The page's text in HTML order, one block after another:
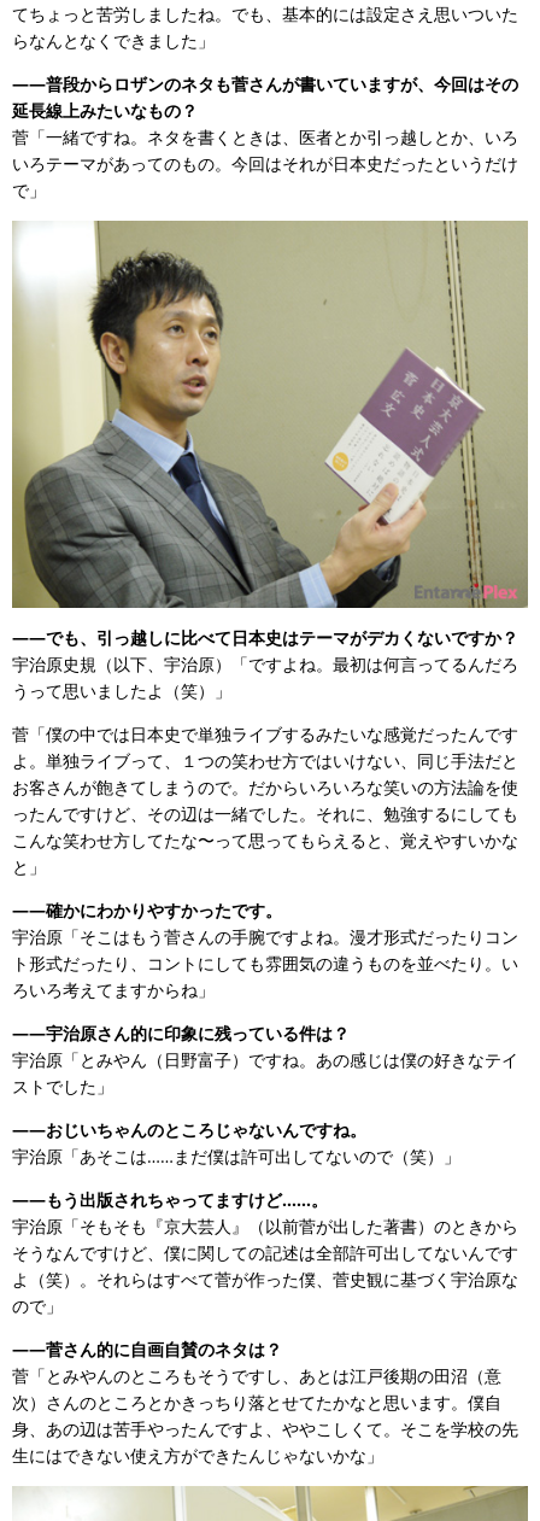
てちょっと苦労しましたね。でも、基本的には設定さえ思いついた
らなんとなくできました」
——普段からロザンのネタも菅さんが書いていますが、今回はその
延長線上みたいなもの？
菅「一緒ですね。ネタを書くときは、医者とか引っ越しとか、いろ
いろテーマがあってのもの。今回はそれが日本史だったというだけ
で」
——でも、引っ越しに比べて日本史はテーマがデカくないですか？
宇治原史規（以下、宇治原）「ですよね。最初は何言ってるんだろ
うって思いましたよ（笑）」
菅「僕の中では日本史で単独ライブするみたいな感覚だったんです
よ。単独ライブって、１つの笑わせ方ではいけない、同じ手法だと
お客さんが飽きてしまうので。だからいろいろな笑いの方法論を使
ったんですけど、その辺は一緒でした。それに、勉強するにしても
こんな笑わせ方してたな〜って思ってもらえると、覚えやすいかな
と」
——確かにわかりやすかったです。
宇治原「そこはもう菅さんの手腕ですよね。漫才形式だったりコン
ト形式だったり、コントにしても雰囲気の違うものを並べたり。い
ろいろ考えてますからね」
——宇治原さん的に印象に残っている件は？
宇治原「とみやん（日野富子）ですね。あの感じは僕の好きなテイ
ストでした」
——おじいちゃんのところじゃないんですね。
宇治原「あそこは……まだ僕は許可出してないので（笑）」
——もう出版されちゃってますけど……。
宇治原「そもそも『京大芸人』（以前菅が出した著書）のときから
そうなんですけど、僕に関しての記述は全部許可出してないんです
よ（笑）。それらはすべて菅が作った僕、菅史観に基づく宇治原な
ので」
——菅さん的に自画自賛のネタは？
菅「とみやんのところもそうですし、あとは江戸後期の田沼（意
次）さんのところとかきっちり落とせてたかなと思います。僕自
身、あの辺は苦手やったんですよ、ややこしくて。そこを学校の先
生にはできない使え方ができたんじゃないかな」